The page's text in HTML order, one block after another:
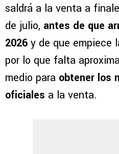
saldrá a la venta a
de julio, antes de que
2026 y de que empiece
por lo que falta
medio para obtener los
oficiales a la venta.